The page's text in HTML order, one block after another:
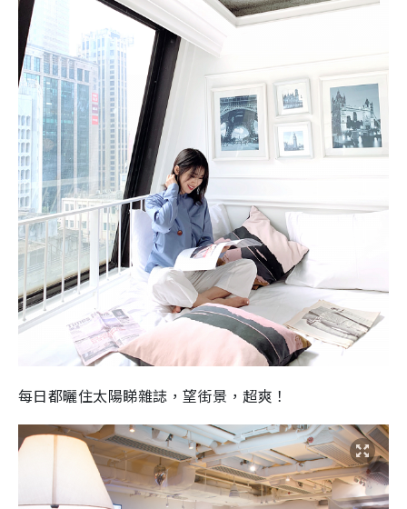
每日都曬住太陽睇雜誌，望街景，超爽！